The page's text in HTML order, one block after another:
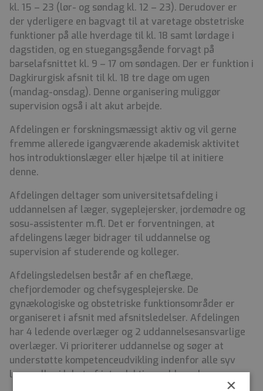
kl. 15 – 23 (lør- og søndag kl. 12 – 23). Derudover er
der yderligere en bagvagt til at varetage obstetriske
funktioner på alle hverdage til kl. 18 samt lørdage i
dagstiden, og en stuegangsgående forvagt på
barselafsnittet kl. 9 – 17 om søndagen. Der er funktion i
Dagkirurgisk afsnit til kl. 18 tre dage om ugen
(mandag-onsdag). Denne organisering muliggør
supervision også i alt akut arbejde.
Afdelingen er forskningsmæssigt aktiv og vil gerne
fremme allerede igangværende akademisk aktivitet
hos introduktionslæger eller hjælpe til at initiere
denne.
Afdelingen deltager som universitetsafdeling i
uddannelsen af læger, sygeplejersker, jordemødre og
sosu-assistenter m.fl. Det er forventningen, at
afdelingens læger bidrager til uddannelse og
supervision af studerende og kolleger.
Afdelingsledelsen består af en cheflæge,
chefjordemoder og chefsygesplejerske. De
gynækologiske og obstetriske funktionsområder er
organiseret i afsnit med afsnitsledelser. Afdelingen
har 4 ledende overlæger og 2 uddannelsesansvarlige
overlæger. Vi prioriterer uddannelse og søger at
understøtte kompetenceudvikling indenfor alle syv
lægeroller i løbet af introduktionsuddannelsen.
×